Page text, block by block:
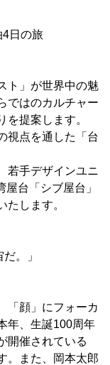
日の旅
ト」が世界中の魅
ではのカルチャー
を提案します。
視点を通した「台
若手デザインユニ
台「シブ屋台」
たします。
。」
「顔」にフォーカ
年、生誕100周年
開催されている
。また、岡本太郎